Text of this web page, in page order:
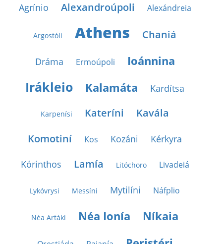
Agrínio Alexandroúpoli Alexándreia
Argostóli Athens Chaniá
Dráma Ermoúpoli Ioánnina
Irákleio Kalamáta Kardítsa
Karpenísi Kateríni
Kavála
Komotiní
Kos Kozáni Kérkyra
Kórinthos Lamía Litóchoro Livadeiá
Lykóvrysi Messíni Mytilíni Náfplio
Néa Artáki Néa Ionía Níkaia